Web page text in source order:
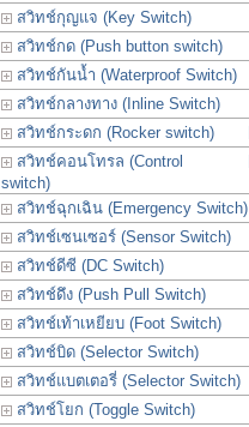
สวิทช์กุญแจ (Key Switch)
สวิทช์กด (Push button switch)
สวิทช์กันน้ำ (Waterproof Switch)
สวิทช์กลางทาง (Inline Switch)
สวิทช์กระดก (Rocker switch)
สวิทช์คอนโทรล (Control
switch)
สวิทช์ฉุกเฉิน (Emergency Switch)
สวิทช์เซนเซอร์ (Sensor Switch)
สวิทช์ดีซี (DC Switch)
สวิทช์ดึง (Push Pull Switch)
สวิทช์เท้าเหยียบ (Foot Switch)
สวิทช์บิด (Selector Switch)
สวิทช์แบตเตอรี่ (Selector Switch)
สวิทช์โยก (Toggle Switch)